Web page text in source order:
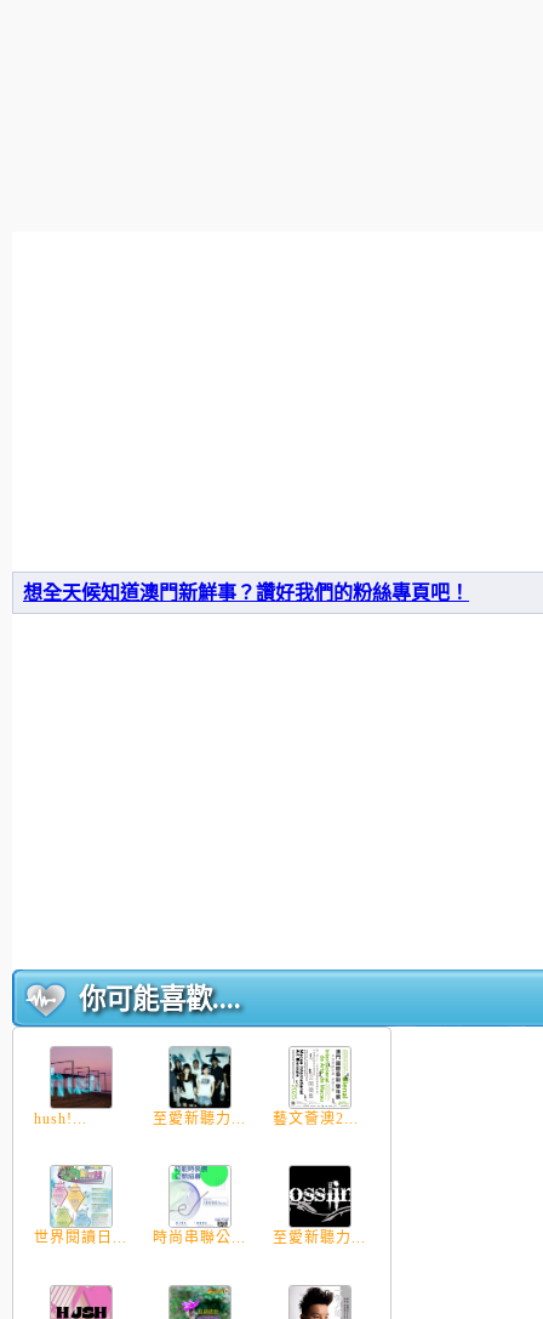
想全天候知道澳門新鮮事？讚好我們的粉絲專頁吧！
你可能喜歡....
hush!... 至愛新聽力... 藝文薈澳2...
世界閱讀日... 時尚串聯公... 至愛新聽力...